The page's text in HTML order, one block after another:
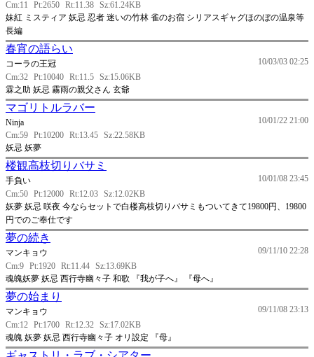
Cm:11
Pt:2650 Rt:11.38 Sz:61.24KB
妹紅 ミスティア 妖忌 忍者 迷いの竹林 雀のお宿 シリアスギャグほのぼの温泉等
長編
春宵の語らい
10/03/03 02:25
コーラの王冠
Cm:32 Pt:10040 Rt:11.5 Sz:15.06KB
霖之助 妖忌 霧雨の親父さん 玄爺
マゴリトルラバー
10/01/22 21:00
Ninja
Cm:59 Pt:10200 Rt:13.45 Sz:22.58KB
妖忌 妖夢
楼観高枝切りバサミ
10/01/08 23:45
手負い
Cm:50 Pt:12000 Rt:12.03 Sz:12.02KB
妖夢 妖忌 咲夜 今ならセットで白楼高枝切りバサミもついてきて19800円、19800
円でのご奉仕です
夢の続き
09/11/10 22:28
マンキョウ
Cm:9 Pt:1920 Rt:11.44 Sz:13.69KB
魂魄妖夢 妖忌 西行寺幽々子 和歌 『我が子へ』 『母へ』
夢の始まり
09/11/08 23:13
マンキョウ
Cm:12 Pt:1700 Rt:12.32 Sz:17.02KB
魂魄 妖夢 妖忌 西行寺幽々子 オリ設定 『母』